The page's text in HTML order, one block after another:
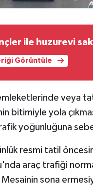
ile huzurevi
Görüntüle
veya
bitimiyle yola
yoğunluğuna
resmi tatil
araç trafiği
sona